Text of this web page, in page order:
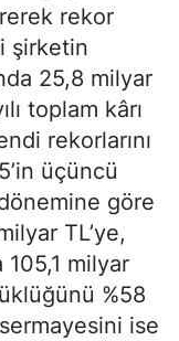
rekor
şirketin
25,8 milyar
toplam kârı
rekorlarını
üçüncü
göre
TL’ye,
milyar
%58
ise